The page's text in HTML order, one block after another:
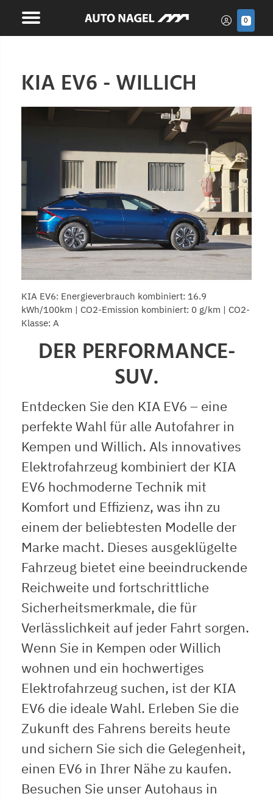
0
KIA EV6 - WILLICH
KIA EV6: Energieverbrauch kombiniert: 16.9
kWh/100km | CO2-Emission kombiniert: 0 g/km | CO2-
Klasse: A
DER PERFORMANCE-
SUV.
Entdecken Sie den KIA EV6 – eine
perfekte Wahl für alle Autofahrer in
Kempen und Willich. Als innovatives
Elektrofahrzeug kombiniert der KIA
EV6 hochmoderne Technik mit
Komfort und Effizienz, was ihn zu
einem der beliebtesten Modelle der
Marke macht. Dieses ausgeklügelte
Fahrzeug bietet eine beeindruckende
Reichweite und fortschrittliche
Sicherheitsmerkmale, die für
Verlässlichkeit auf jeder Fahrt sorgen.
Wenn Sie in Kempen oder Willich
wohnen und ein hochwertiges
Elektrofahrzeug suchen, ist der KIA
EV6 die ideale Wahl. Erleben Sie die
Zukunft des Fahrens bereits heute
und sichern Sie sich die Gelegenheit,
einen EV6 in Ihrer Nähe zu kaufen.
Besuchen Sie unser Autohaus in